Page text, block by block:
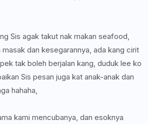
Sis agak takut nak makan seafood,
dan kesegarannya, ada kang cirit
tak boleh berjalan kang, duduk lee ko
Sis pesan juga kat anak-anak dan
hahaha,
kami mencubanya, dan esoknya